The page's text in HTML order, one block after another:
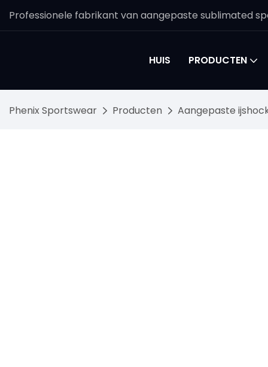
Professionele fabrikant van aangepaste sublimated
HUIS PRODUCTEN
Phenix Sportswear Producten Aangepaste